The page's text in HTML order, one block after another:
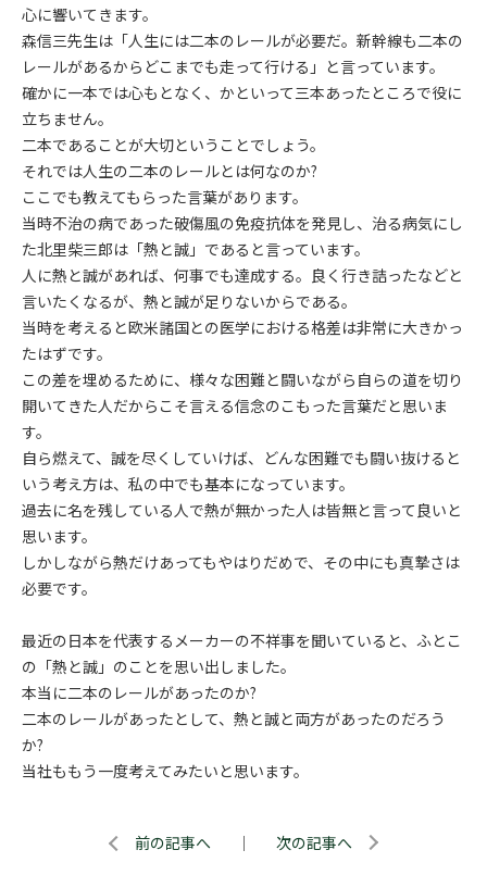
心に響いてきます。
森信三先生は「人生には二本のレールが必要だ。新幹線も二本の
レールがあるからどこまでも走って行ける」と言っています。
確かに一本では心もとなく、かといって三本あったところで役に
立ちません。
二本であることが大切ということでしょう。
それでは人生の二本のレールとは何なのか?
ここでも教えてもらった言葉があります。
当時不治の病であった破傷風の免疫抗体を発見し、治る病気にし
た北里柴三郎は「熱と誠」であると言っています。
人に熱と誠があれば、何事でも達成する。良く行き詰ったなどと
言いたくなるが、熱と誠が足りないからである。
当時を考えると欧米諸国との医学における格差は非常に大きかっ
たはずです。
この差を埋めるために、様々な困難と闘いながら自らの道を切り
開いてきた人だからこそ言える信念のこもった言葉だと思いま
す。
自ら燃えて、誠を尽くしていけば、どんな困難でも闘い抜けると
いう考え方は、私の中でも基本になっています。
過去に名を残している人で熱が無かった人は皆無と言って良いと
思います。
しかしながら熱だけあってもやはりだめで、その中にも真摯さは
必要です。
最近の日本を代表するメーカーの不祥事を聞いていると、ふとこ
の「熱と誠」のことを思い出しました。
本当に二本のレールがあったのか?
二本のレールがあったとして、熱と誠と両方があったのだろう
か?
当社ももう一度考えてみたいと思います。
前の記事へ ｜ 次の記事へ